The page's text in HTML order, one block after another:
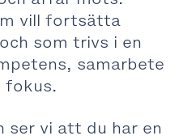
vill fortsätta
som trivs i en
samarbete
fokus.
ser vi att du har en